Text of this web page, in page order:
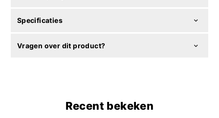
Specificaties
Vragen over dit product?
Recent bekeken